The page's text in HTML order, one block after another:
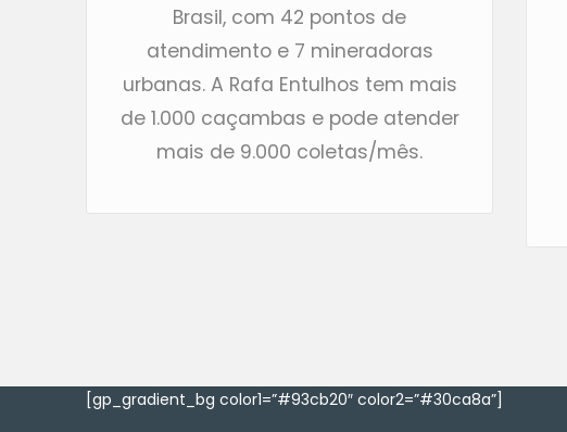
Brasil, com 42 pontos de
atendimento e 7 mineradoras
urbanas. A Rafa Entulhos tem mais
de 1.000 caçambas e pode atender
mais de 9.000 coletas/mês.
[gp_gradient_bg color1=”#93cb20″ color2=”#30ca8a”]